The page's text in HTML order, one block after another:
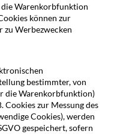
Warenkorbfunktion
können zur
zu Werbezwecken
bestimmter, von
die Warenkorbfunktion)
Cookies zur Messung des
Cookies), werden
gespeichert, sofern